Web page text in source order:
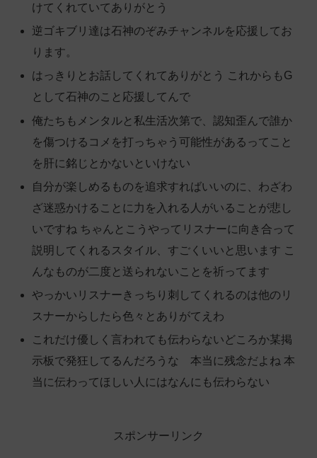
けてくれていてありがとう
逆ゴキブリ達は石神のぞみチャンネルを応援してお
ります。
はっきりとお話してくれてありがとう これからもG
として石神のこと応援してんで
俺たちもメンタルと私生活次第で、認知歪んで誰か
を傷つけるコメを打っちゃう可能性があるってこと
を肝に銘じとかないといけない
自分が楽しめるものを追求すればいいのに、わざわ
ざ迷惑かけることに力を入れる人がいることが悲し
いですね ちゃんとこうやってリスナーに向き合って
説明してくれるスタイル、すごくいいと思います こ
んなものが二度と送られないことを祈ってます
やっかいリスナーきっちり刺してくれるのは他のリ
スナーからしたら色々とありがてえわ
これだけ優しく言われても伝わらないどころか某掲
示板で発狂してるんだろうな 本当に残念だよね 本
当に伝わってほしい人にはなんにも伝わらない
スポンサーリンク